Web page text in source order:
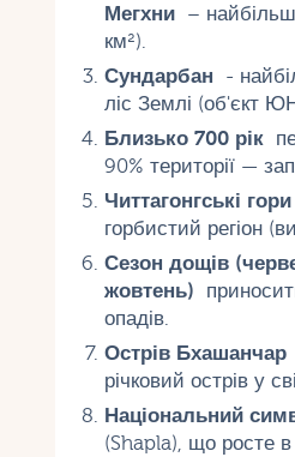
Мегхни–
км²).
Сундарбан -
ліс Землі (об'єкт
Близько 700 рік
90% території —
Читтагонгські гори
горбистий регіон
Сезон дощів
жовтень)
опадів.
Острів Бхашанчар
річковий острів у
Національний
(Shapla), що росте в